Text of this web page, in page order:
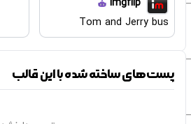
imgflip
Tom and Jerry bus
پست‌های ساخته شده با این قالب